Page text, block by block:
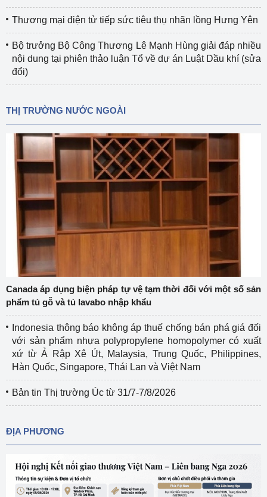
Thương mại điện tử tiếp sức tiêu thụ nhãn lồng Hưng Yên
Bộ trưởng Bộ Công Thương Lê Mạnh Hùng giải đáp nhiều
nội dung tại phiên thảo luận Tổ về dự án Luật Dầu khí (sửa
đổi)
THỊ TRƯỜNG NƯỚC NGOÀI
Canada áp dụng biện pháp tự vệ tạm thời đối với một số sản
phẩm tủ gỗ và tủ lavabo nhập khẩu
Indonesia thông báo không áp thuế chống bán phá giá đối
với sản phẩm nhựa polypropylene homopolymer có xuất
xứ từ Ả Rập Xê Út, Malaysia, Trung Quốc, Philippines,
Hàn Quốc, Singapore, Thái Lan và Việt Nam
Bản tin Thị trường Úc từ 31/7-7/8/2026
ĐỊA PHƯƠNG